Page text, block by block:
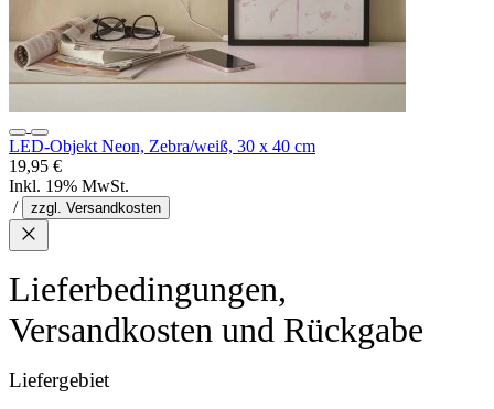
LED-Objekt Neon, Zebra/weiß, 30 x 40 cm
19,95 €
Inkl. 19% MwSt.
/
zzgl. Versandkosten
Lieferbedingungen,
Versandkosten und Rückgabe
Liefergebiet